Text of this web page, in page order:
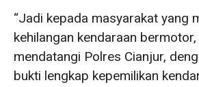
“Jadi kepada masyarakat yang
kehilangan kendaraan
mendatangi Polres Cianjur,
bukti lengkap kepemilikan